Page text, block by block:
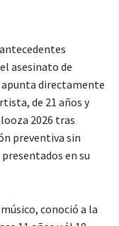
asesinato de
apunta directamente
de 21 años y
2026 tras
preventiva sin
en su
conoció a la